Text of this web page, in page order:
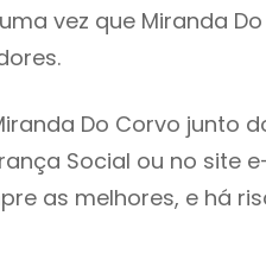
vez que Miranda
Do Corvo junto
Social ou no site
as melhores, e há